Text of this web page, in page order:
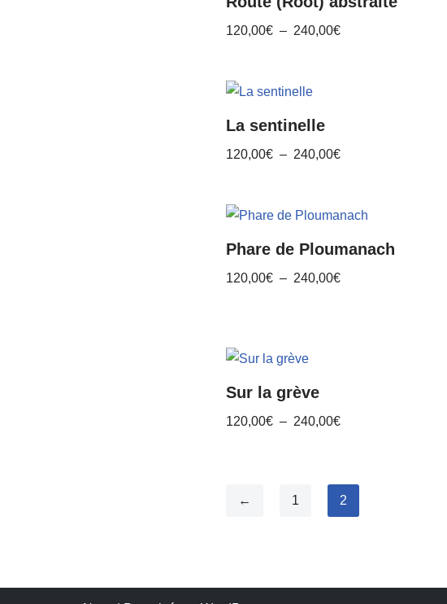
120,00€ – 240,00€
La sentinelle
120,00€ – 240,00€
Phare de Ploumanach
120,00€ – 240,00€
Sur la grève
120,00€ – 240,00€
← 1 2